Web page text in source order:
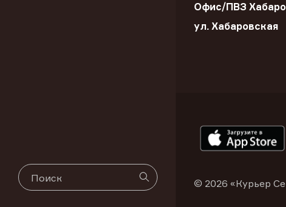
Офис/ПВЗ
ул. Хабаровская
© 2026 «Курьер